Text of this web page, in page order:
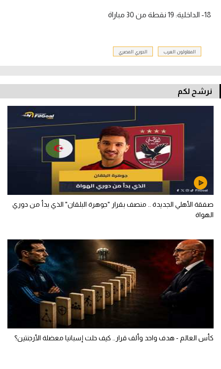
18- الداخلية: 19 نقطة من 30 مباراة
المقاولون العرب الدوري المصري
نرشح لكم
صفقة الأهلي الجديدة .. منصف بقرار "جوهرة البلقان" الذي بدأ من دوري
الهواة
كأس العالم - هدف واحد وألف قرار.. كيف حلت إسبانيا معضلة الأرجنتين؟